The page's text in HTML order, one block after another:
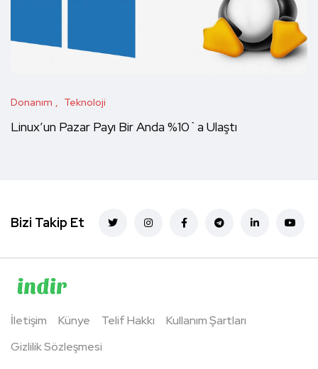
Donanım Teknoloji
Linux’un Pazar Payı Bir Anda %10`a Ulaştı
Bizi Takip Et
İletişim Künye Telif Hakkı
Kullanım Şartları
Gizlilik Sözleşmesi